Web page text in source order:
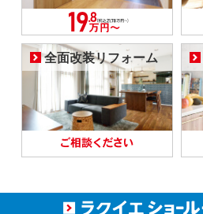
全面改装リフォーム